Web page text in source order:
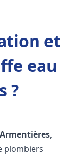
et
eau
?
Armentières,
plombiers